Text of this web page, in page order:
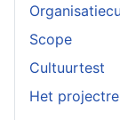
Scope
Cultuurtest
Het